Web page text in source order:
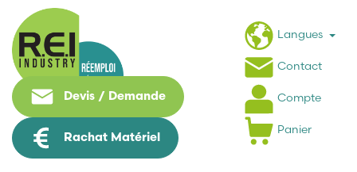
Devis / Demande
Rachat Matériel
Langues
Contact
Compte
Panier